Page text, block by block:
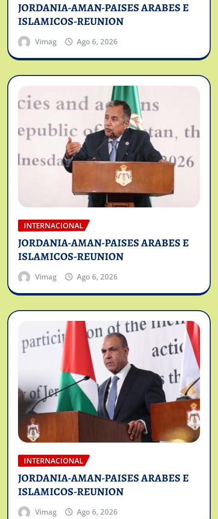
JORDANIA-AMAN-PAISES ARABES E
ISLAMICOS-REUNION
Vimag Ago 6, 2026
INTERNACIONAL
JORDANIA-AMAN-PAISES ARABES E
ISLAMICOS-REUNION
Vimag Ago 6, 2026
INTERNACIONAL
JORDANIA-AMAN-PAISES ARABES E
ISLAMICOS-REUNION
Vimag Ago 6, 2026